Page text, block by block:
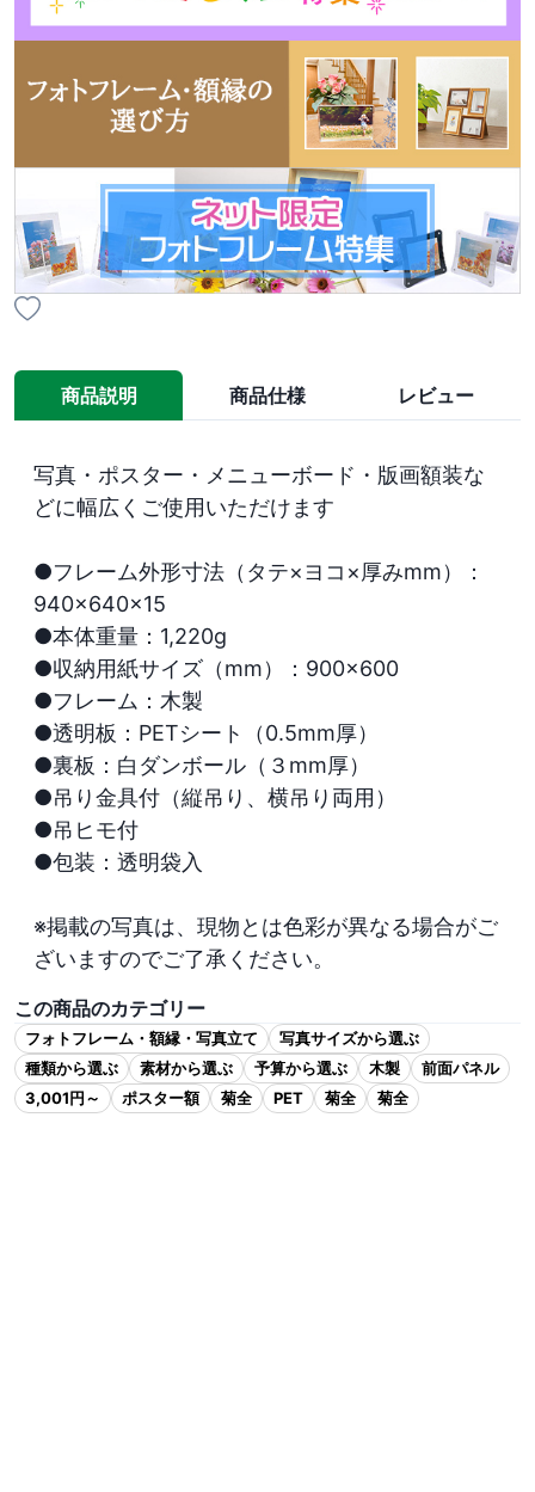
商品説明 商品仕様 レビュー
写真・ポスター・メニューボード・版画額装な
どに幅広くご使用いただけます
●フレーム外形寸法（タテ×ヨコ×厚みmm）：
940×640×15
●本体重量：1,220g
●収納用紙サイズ（mm）：900×600
●フレーム：木製
●透明板：PETシート（0.5mm厚）
●裏板：白ダンボール（３mm厚）
●吊り金具付（縦吊り、横吊り両用）
●吊ヒモ付
●包装：透明袋入
※掲載の写真は、現物とは色彩が異なる場合がご
ざいますのでご了承ください。
この商品のカテゴリー
フォトフレーム・額縁・写真立て
写真サイズから選ぶ
種類から選ぶ
素材から選ぶ 予算から選ぶ 木製
前面パネル
3,001円～
ポスター額 菊全 PET 菊全 菊全